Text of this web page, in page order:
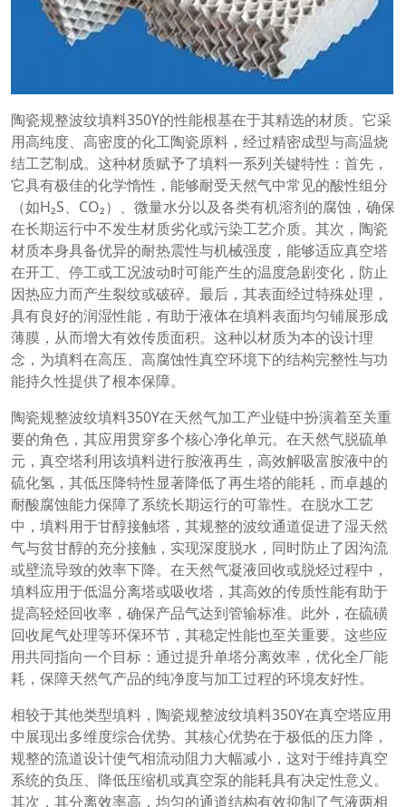
陶瓷规整波纹填料350Y的性能根基在于其精选的材质。它采
用高纯度、高密度的化工陶瓷原料，经过精密成型与高温烧
结工艺制成。这种材质赋予了填料一系列关键特性：首先，
它具有极佳的化学惰性，能够耐受天然气中常见的酸性组分
（如H₂S、CO₂）、微量水分以及各类有机溶剂的腐蚀，确保
在长期运行中不发生材质劣化或污染工艺介质。其次，陶瓷
材质本身具备优异的耐热震性与机械强度，能够适应真空塔
在开工、停工或工况波动时可能产生的温度急剧变化，防止
因热应力而产生裂纹或破碎。最后，其表面经过特殊处理，
具有良好的润湿性能，有助于液体在填料表面均匀铺展形成
薄膜，从而增大有效传质面积。这种以材质为本的设计理
念，为填料在高压、高腐蚀性真空环境下的结构完整性与功
能持久性提供了根本保障。
陶瓷规整波纹填料350Y在天然气加工产业链中扮演着至关重
要的角色，其应用贯穿多个核心净化单元。在天然气脱硫单
元，真空塔利用该填料进行胺液再生，高效解吸富胺液中的
硫化氢，其低压降特性显著降低了再生塔的能耗，而卓越的
耐酸腐蚀能力保障了系统长期运行的可靠性。在脱水工艺
中，填料用于甘醇接触塔，其规整的波纹通道促进了湿天然
气与贫甘醇的充分接触，实现深度脱水，同时防止了因沟流
或壁流导致的效率下降。在天然气凝液回收或脱烃过程中，
填料应用于低温分离塔或吸收塔，其高效的传质性能有助于
提高轻烃回收率，确保产品气达到管输标准。此外，在硫磺
回收尾气处理等环保环节，其稳定性能也至关重要。这些应
用共同指向一个目标：通过提升单塔分离效率，优化全厂能
耗，保障天然气产品的纯净度与加工过程的环境友好性。
相较于其他类型填料，陶瓷规整波纹填料350Y在真空塔应用
中展现出多维度综合优势。其核心优势在于极低的压力降，
规整的流道设计使气相流动阻力大幅减小，这对于维持真空
系统的负压、降低压缩机或真空泵的能耗具有决定性意义。
其次，其分离效率高，均匀的通道结构有效抑制了气液两相